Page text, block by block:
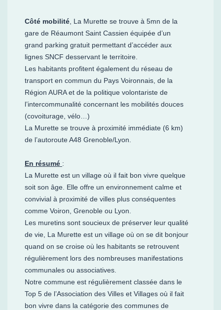
Côté mobilité , La Murette se trouve à 5mn de la
gare de Réaumont Saint Cassien équipée d’un
grand parking gratuit permettant d’accéder aux
lignes SNCF desservant le territoire.
Les habitants profitent également du réseau de
transport en commun du Pays Voironnais, de la
Région AURA et de la politique volontariste de
l’intercommunalité concernant les mobilités douces
(covoiturage, vélo…)
La Murette se trouve à proximité immédiate (6 km)
de l’autoroute A48 Grenoble/Lyon.
En résumé :
La Murette est un village où il fait bon vivre quelque
soit son âge. Elle offre un environnement calme et
convivial à proximité de villes plus conséquentes
comme Voiron, Grenoble ou Lyon.
Les muretins sont soucieux de préserver leur qualité
de vie, La Murette est un village où on se dit bonjour
quand on se croise où les habitants se retrouvent
régulièrement lors des nombreuses manifestations
communales ou associatives.
Notre commune est régulièrement classée dans le
Top 5 de l’Association des Villes et Villages où il fait
bon vivre dans la catégorie des communes de